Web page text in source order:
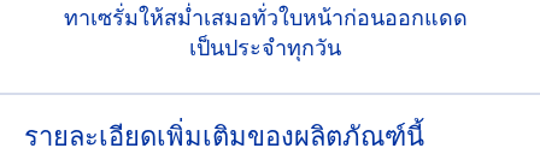
ทาเซรั่มให้สม่ำเสมอทั่วใบหน้าก่อนออกแดด
เป็นประจำทุกวัน
รายละเอียดเพิ่มเติมของผลิตภัณฑ์นี้